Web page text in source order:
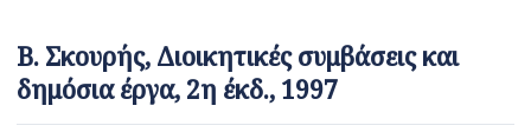
Β. Σκουρής, Διοικητικές συμβάσεις και
δημόσια έργα, 2η έκδ., 1997